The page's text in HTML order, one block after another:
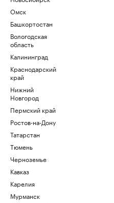
Омск
Башкортостан
Вологодская
область
Калининград
Краснодарский
край
Нижний
Новгород
Пермский край
Ростов-на-Дону
Татарстан
Тюмень
Черноземье
Кавказ
Карелия
Мурманск